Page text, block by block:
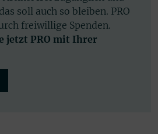
soll auch so bleiben. PRO
freiwillige Spenden.
jetzt PRO mit Ihrer